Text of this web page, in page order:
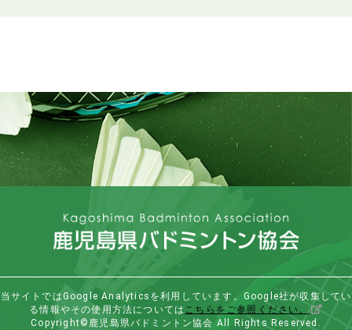
当サイトではGoogle Analyticsを利用しています。Google社が収集してい
る情報やその使用方法については こちらをご参照ください。
Copyright©鹿児島県バドミントン協会 All Rights Reserved.